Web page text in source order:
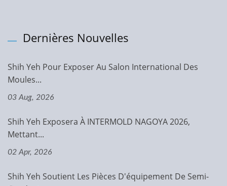
Dernières Nouvelles
Shih Yeh Pour Exposer Au Salon International Des
Moules...
03 Aug, 2026
Shih Yeh Exposera À INTERMOLD NAGOYA 2026,
Mettant...
02 Apr, 2026
Shih Yeh Soutient Les Pièces D'équipement De Semi-